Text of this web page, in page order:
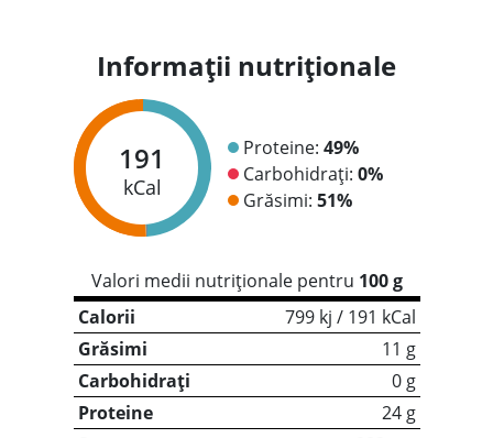
Informații nutriționale
191
kCal
Proteine: 49%
Carbohidrați: 0%
Grăsimi: 51%
Valori medii nutriționale pentru 100 g
Calorii
799 kj / 191 kCal
Grăsimi
11 g
Carbohidrați
0 g
Proteine
24 g